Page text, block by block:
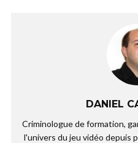
DANIEL
Criminologue de formation,
l'univers du jeu vidéo depuis